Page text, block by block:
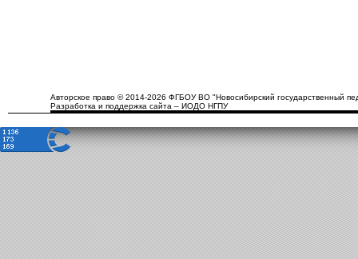
Авторское право © 2014-2026 ФГБОУ ВО "Новосибирский государственный
Разработка и поддержка сайта – ИОДО НГПУ